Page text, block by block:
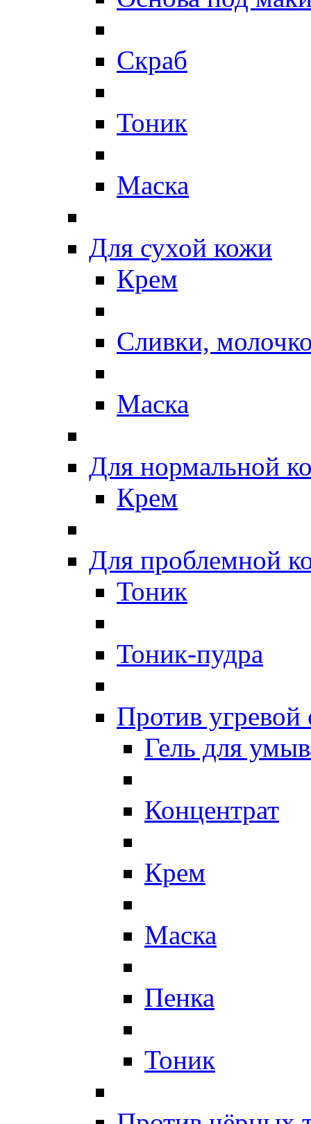
Скраб
Тоник
Маска
Для сухой кожи
Крем
Сливки,
Маска
Для нормальной
Крем
Для проблемной
Тоник
Тоник-пудра
Против
Гель для
Концентрат
Крем
Маска
Пенка
Тоник